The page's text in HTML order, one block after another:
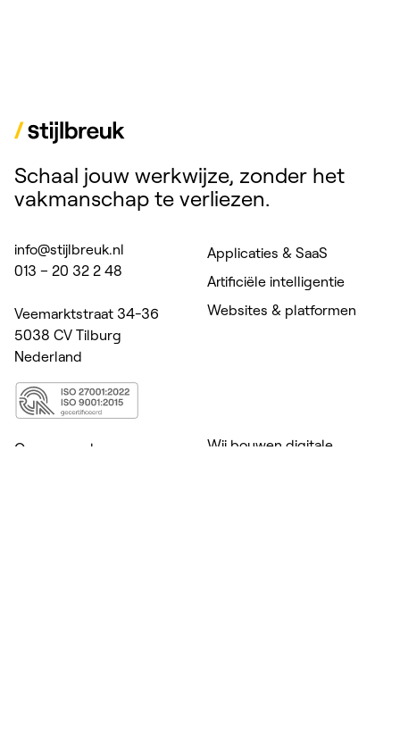
Schaal jouw werkwijze, zonder het
vakmanschap te verliezen.
info@stijlbreuk.nl
013 – 20 32 2 48
Veemarktstraat 34-36
5038 CV Tilburg
Nederland
Applicaties & SaaS
Artificiële intelligentie
Websites & platformen
Onze aanpak
Wij bouwen digitale